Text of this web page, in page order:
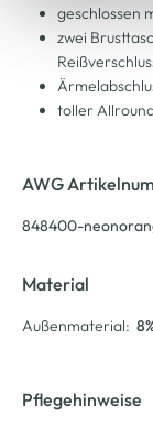
geschlossen
zwei
toller
AWG
848400-
Material
Außenmaterial:
Pflegehinweise